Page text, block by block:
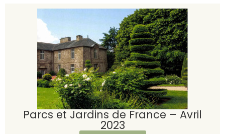
Parcs et Jardins de France – Avril
2023